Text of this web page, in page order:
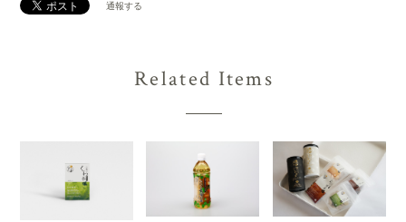
通報する
Related Items